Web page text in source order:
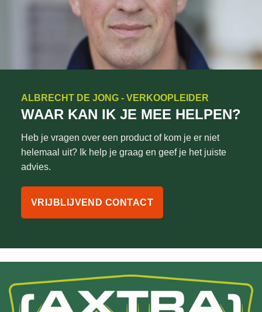
ALBRECHT DE JONG - VERKOOPLEIDER
WAAR KAN IK JE MEE HELPEN?
Heb je vragen over een product of kom je er niet
helemaal uit? Ik help je graag en geef je het juiste
advies.
VRIJBLIJVEND CONTACT